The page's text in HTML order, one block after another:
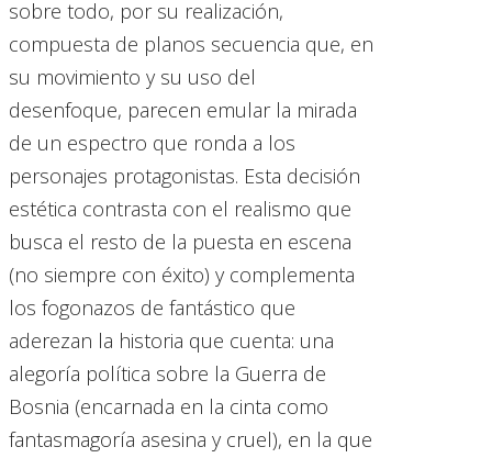
sobre todo, por su realización,
compuesta de planos secuencia que, en
su movimiento y su uso del
desenfoque, parecen emular la mirada
de un espectro que ronda a los
personajes protagonistas. Esta decisión
estética contrasta con el realismo que
busca el resto de la puesta en escena
(no siempre con éxito) y complementa
los fogonazos de fantástico que
aderezan la historia que cuenta: una
alegoría política sobre la Guerra de
Bosnia (encarnada en la cinta como
fantasmagoría asesina y cruel), en la que